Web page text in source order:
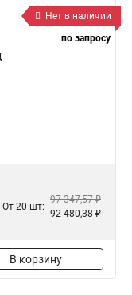
Нет в наличии
по запросу
От 20 шт:
97 347,57 ₽
92 480,38 ₽
В корзину